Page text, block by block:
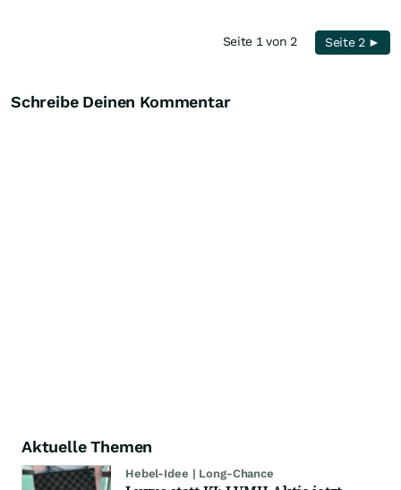
Seite 1 von 2 Seite 2 ►
Schreibe Deinen Kommentar
Aktuelle Themen
Hebel-Idee | Long-Chance